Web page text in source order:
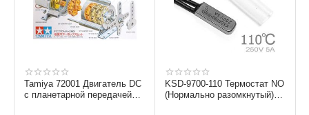
Tamiya 72001 Двигатель DC
с планетарной передачей
KSD-9700-110 Термостат NO
(Нормально разомкнутый)